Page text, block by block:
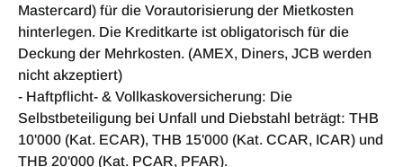
Mastercard) für die Vorautorisierung der Mietkosten
hinterlegen. Die Kreditkarte ist obligatorisch für die
Deckung der Mehrkosten. (AMEX, Diners, JCB werden
nicht akzeptiert)
- Haftpflicht- & Vollkaskoversicherung: Die
Selbstbeteiligung bei Unfall und Diebstahl beträgt: THB
10'000 (Kat. ECAR), THB 15'000 (Kat. CCAR, ICAR) und
THB 20'000 (Kat. PCAR, PFAR).